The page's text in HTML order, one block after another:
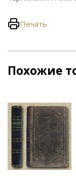
Печать
Похожие